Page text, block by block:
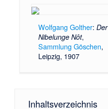
Wolfgang Golther: Der
Nibelunge Nôt,
Sammlung Göschen,
Leipzig, 1907
Inhaltsverzeichnis